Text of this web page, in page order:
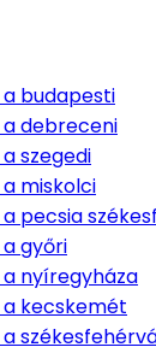
a budapesti
a debreceni
a szegedi
a miskolci
a pecsia
a győri
a nyíregyháza
a kecskemét
a